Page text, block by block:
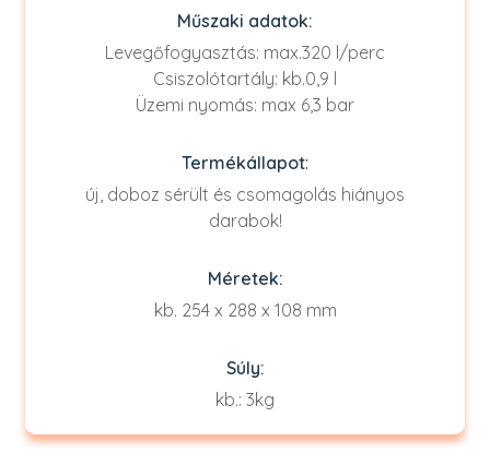
Műszaki adatok:
Levegőfogyasztás: max.320 l/perc
Csiszolótartály: kb.0,9 l
Üzemi nyomás: max 6,3 bar
Termékállapot:
új, doboz sérült és csomagolás hiányos
darabok!
Méretek:
kb. 254 x 288 x 108 mm
Súly:
kb.: 3kg